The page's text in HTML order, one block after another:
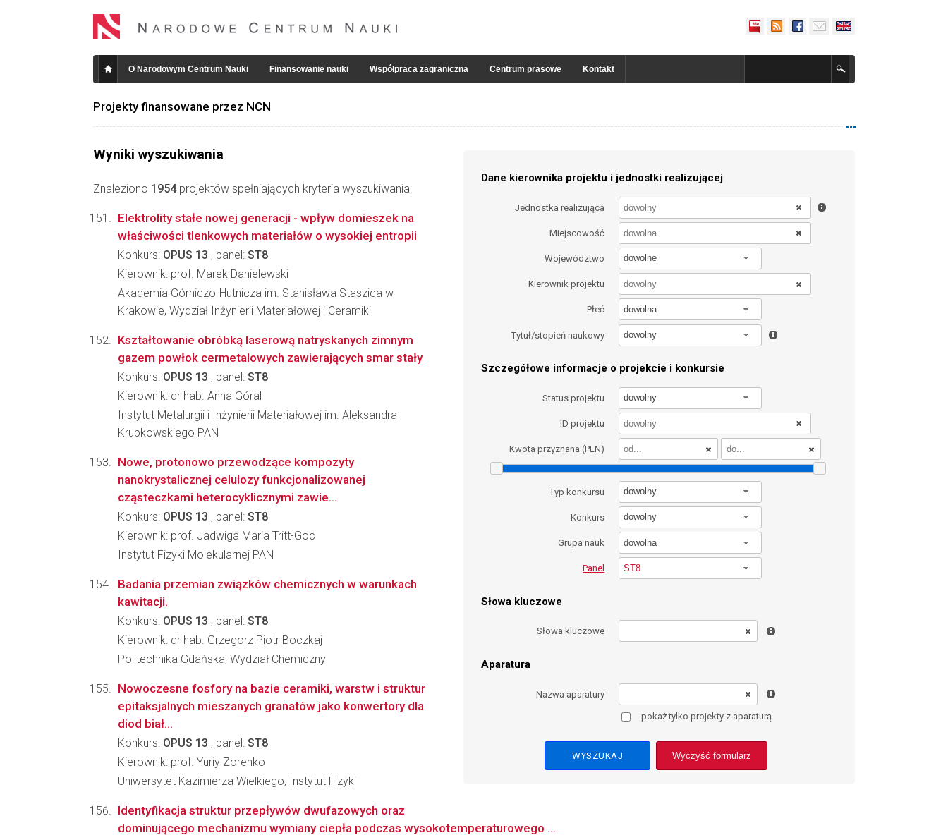
O Narodowym Centrum Nauki Finansowanie nauki Współpraca zagraniczna Centrum prasowe Kontakt
Projekty finansowane przez NCN
Wyniki wyszukiwania
Znaleziono 1954projektów spełniających kryteria wyszukiwania:
Dane kierownika projektu i jednostki realizującej
Jednostka realizująca
Miejscowość
Województwo dowolne
Kierownik projektu
Płeć dowolna
Tytuł/stopień naukowy dowolny
Szczegółowe informacje o projekcie i konkursie
Status projektu dowolny
ID projektu
Kwota przyznana (PLN)
Typ konkursu dowolny
Konkurs dowolny
Grupa nauk dowolna
Panel ST8
Słowa kluczowe
Słowa kluczowe
Aparatura
Nazwa aparatury
pokaż tylko projekty z aparaturą
Wyczyść formularz
Elektrolity stałe nowej generacji - wpływ domieszek na
właściwości tlenkowych materiałów o wysokiej entropii
Konkurs: OPUS 13 , panel: ST8
Kierownik: prof. Marek Danielewski
Akademia Górniczo-Hutnicza im. Stanisława Staszica w
Krakowie, Wydział Inżynierii Materiałowej i Ceramiki
Kształtowanie obróbką laserową natryskanych zimnym
gazem powłok cermetalowych zawierających smar stały
Konkurs: OPUS 13 , panel: ST8
Kierownik: dr hab. Anna Góral
Instytut Metalurgii i Inżynierii Materiałowej im. Aleksandra
Krupkowskiego PAN
Nowe, protonowo przewodzące kompozyty
nanokrystalicznej celulozy funkcjonalizowanej
cząsteczkami heterocyklicznymi zawie...
Konkurs: OPUS 13 , panel: ST8
Kierownik: prof. Jadwiga Maria Tritt-Goc
Instytut Fizyki Molekularnej PAN
Badania przemian związków chemicznych w warunkach
kawitacji.
Konkurs: OPUS 13 , panel: ST8
Kierownik: dr hab. Grzegorz Piotr Boczkaj
Politechnika Gdańska, Wydział Chemiczny
Nowoczesne fosfory na bazie ceramiki, warstw i struktur
epitaksjalnych mieszanych granatów jako konwertory dla
diod biał...
Konkurs: OPUS 13 , panel: ST8
Kierownik: prof. Yuriy Zorenko
Uniwersytet Kazimierza Wielkiego, Instytut Fizyki
Identyfikacja struktur przepływów dwufazowych oraz
dominującego mechanizmu wymiany ciepła podczas wysokotemperaturowego ...